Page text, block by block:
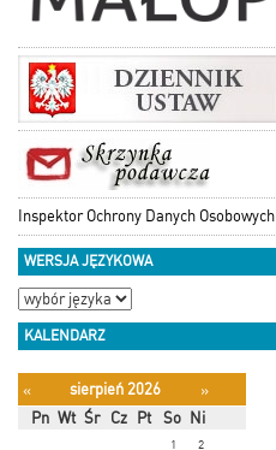
Inspektor Ochrony Danych Osobowych
WERSJA JĘZYKOWA
KALENDARZ
« sierpień 2026
»
Pn Wt Śr Cz Pt So Ni
1 2